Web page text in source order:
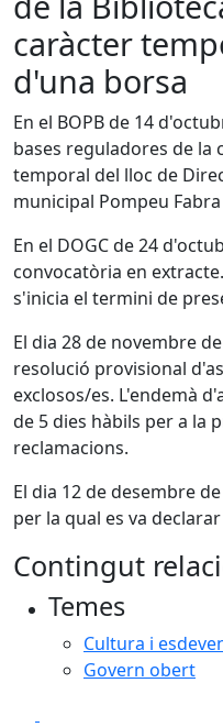
caràcter
d'una borsa
En el BOPB de 14
bases reguladores de
temporal del lloc de
municipal Pompeu
En el DOGC de 24
convocatòria en
s'inicia el termini de
El dia 28 de novembre
resolució provisional
exclosos/es. L'endemà
de 5 dies hàbils per a la
reclamacions.
El dia 12 de desembre
per la qual es va
Contingut
Temes
Cultura i
Govern obert